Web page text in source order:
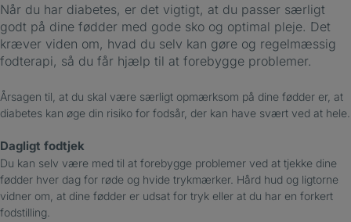
Når du har diabetes, er det vigtigt, at du passer særligt
godt på dine fødder med gode sko og optimal pleje. Det
kræver viden om, hvad du selv kan gøre og regelmæssig
fodterapi, så du får hjælp til at forebygge problemer.
Årsagen til, at du skal være særligt opmærksom på dine fødder er, at
diabetes kan øge din risiko for fodsår, der kan have svært ved at hele.
Dagligt fodtjek
Du kan selv være med til at forebygge problemer ved at tjekke dine
fødder hver dag for røde og hvide trykmærker. Hård hud og ligtorne
vidner om, at dine fødder er udsat for tryk eller at du har en forkert
fodstilling.